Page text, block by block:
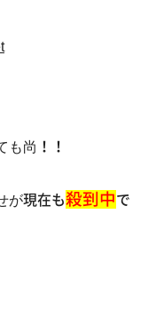
も尚 ！！
が現在も殺到中で